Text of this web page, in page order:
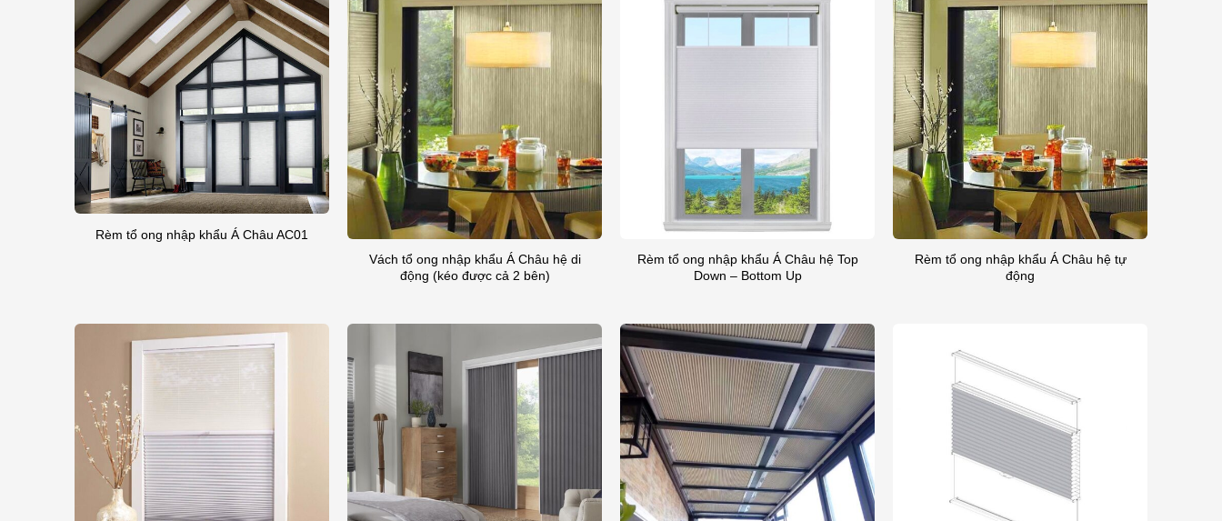
Rèm tổ ong nhập khẩu Á Châu AC01
Vách tổ ong nhập khẩu Á Châu hệ di
động (kéo được cả 2 bên)
Rèm tổ ong nhập khẩu Á Châu hệ Top
Down – Bottom Up
Rèm tổ ong nhập khẩu Á Châu hệ tự
động